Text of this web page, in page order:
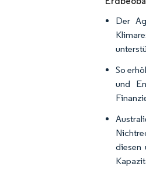
Der
So
und
diesen